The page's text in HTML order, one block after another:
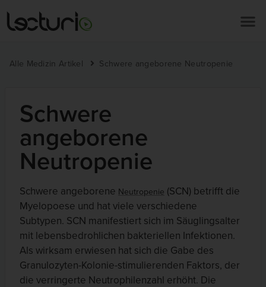
Alle Medizin Artikel Schwere angeborene Neutropenie
Schwere
angeborene
Neutropenie
Schwere angeborene Neutropenie (SCN) betrifft die
Myelopoese und hat viele verschiedene
Subtypen. SCN manifestiert sich im Säuglingsalter
mit lebensbedrohlichen bakteriellen Infektionen.
Als wirksam erwiesen hat sich die Gabe des
Granulozyten-Kolonie-stimulierenden Faktors, der
die verringerte Neutrophilenzahl erhöht. Die